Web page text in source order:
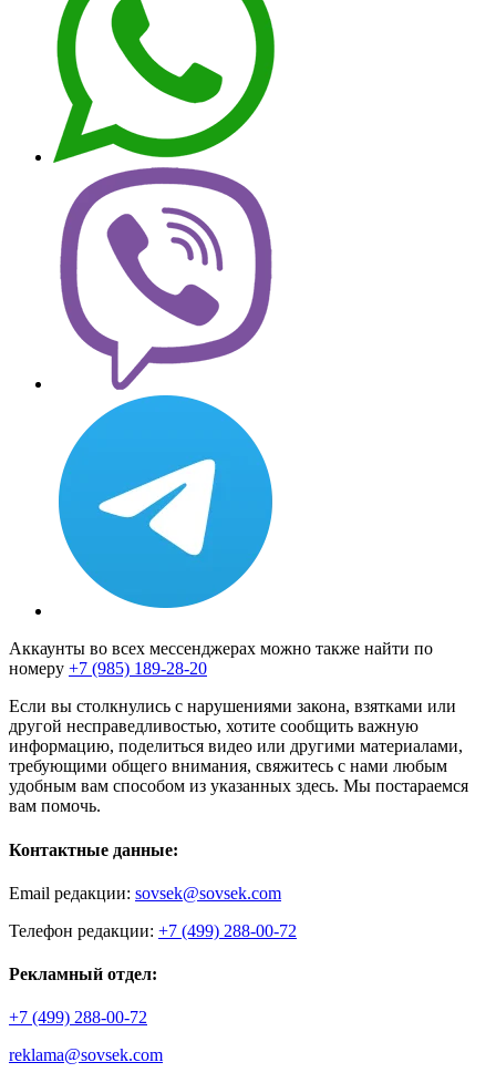
Аккаунты во всех мессенджерах можно также найти по
номеру +7 (985) 189-28-20
Если вы столкнулись с нарушениями закона, взятками или
другой несправедливостью, хотите сообщить важную
информацию, поделиться видео или другими материалами,
требующими общего внимания, свяжитесь с нами любым
удобным вам способом из указанных здесь. Мы постараемся
вам помочь.
Контактные данные:
Email редакции: sovsek@sovsek.com
Телефон редакции: +7 (499) 288-00-72
Рекламный отдел:
+7 (499) 288-00-72
reklama@sovsek.com